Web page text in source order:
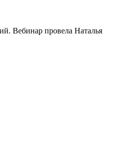
Вебинар провела Наталья